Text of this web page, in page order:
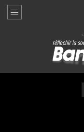
Custom Amount